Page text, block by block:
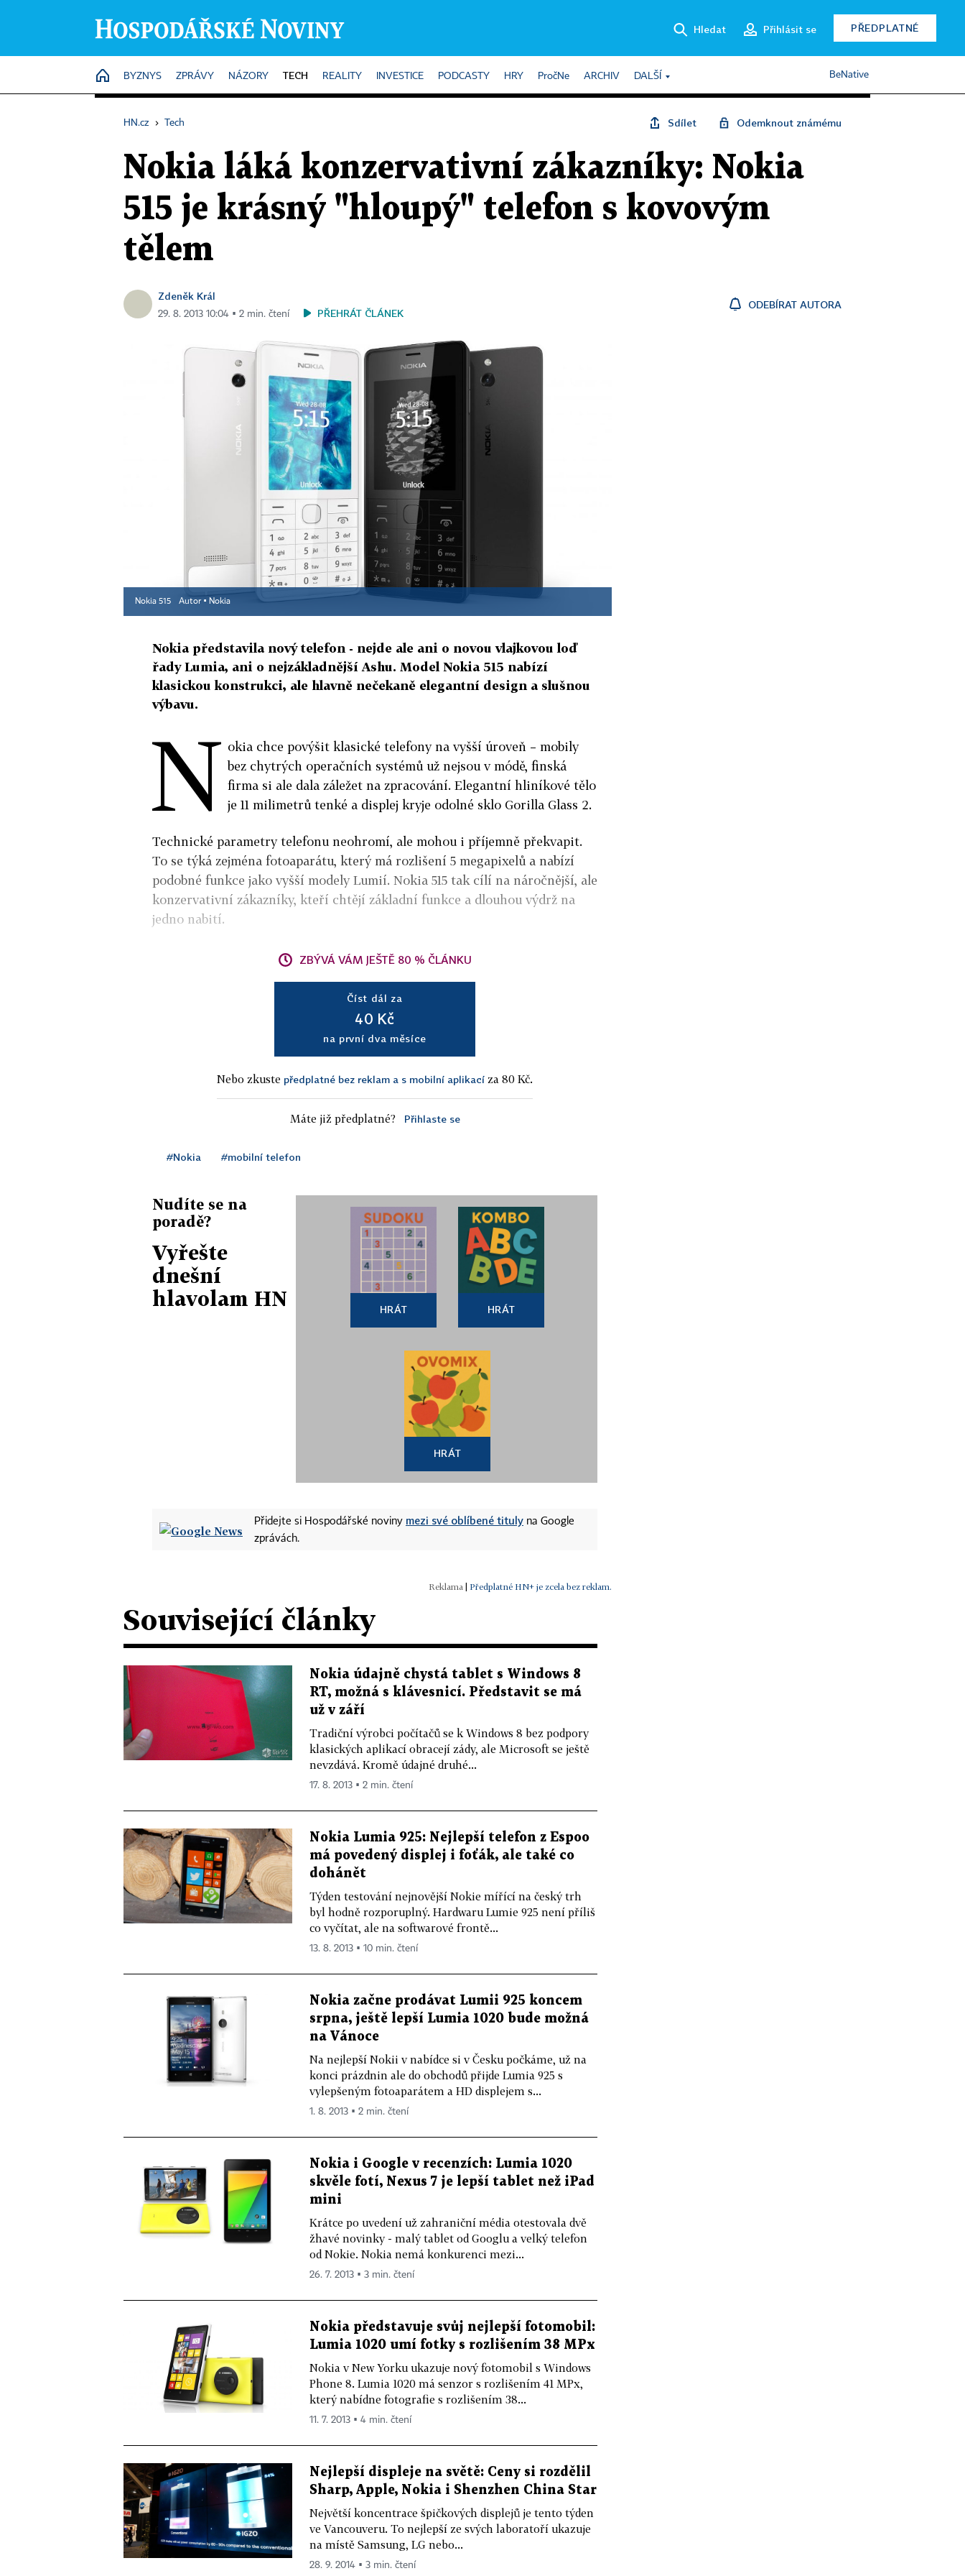
Hledat Přihlásit se PŘEDPLATNÉ
HOME
BYZNYS ZPRÁVY NÁZORY TECH REALITY INVESTICE PODCASTY HRY PročNe ARCHIV DALŠÍ BeNative
HN.cz › Tech Sdílet Odemknout známému
Nokia láká konzervativní zákazníky: Nokia
515 je krásný "hloupý" telefon s kovovým
tělem
Zdeněk Král
29. 8. 2013 10:04 ▪ 2 min. čtení PŘEHRÁT ČLÁNEK
ODEBÍRAT AUTORA
Nokia 515 Autor ▪ Nokia
Nokia představila nový telefon - nejde ale ani o novou vlajkovou loď
řady Lumia, ani o nejzákladnější Ashu. Model Nokia 515 nabízí
klasickou konstrukci, ale hlavně nečekaně elegantní design a slušnou
výbavu.
N okia chce povýšit klasické telefony na vyšší úroveň – mobily
bez chytrých operačních systémů už nejsou v módě, finská
firma si ale dala záležet na zpracování. Elegantní hliníkové tělo
je 11 milimetrů tenké a displej kryje odolné sklo Gorilla Glass 2.
Technické parametry telefonu neohromí, ale mohou i příjemně překvapit.
To se týká zejména fotoaparátu, který má rozlišení 5 megapixelů a nabízí
podobné funkce jako vyšší modely Lumií. Nokia 515 tak cílí na náročnější, ale
konzervativní zákazníky, kteří chtějí základní funkce a dlouhou výdrž na
jedno nabití.
ZBÝVÁ VÁM JEŠTĚ 80 % ČLÁNKU
Číst dál za
40 Kč
na první dva měsíce
Nebo zkuste předplatné bez reklam a s mobilní aplikací za 80 Kč.
Máte již předplatné? Přihlaste se
#Nokia #mobilní telefon
Nudíte se na
poradě?
Vyřešte
dnešní
hlavolam HN
HRÁT HRÁT
HRÁT
Přidejte si Hospodářské noviny mezi své oblíbené tituly na Google
zprávách.
| Předplatné HN+ je zcela bez reklam.
Související články
Nokia údajně chystá tablet s Windows 8
RT, možná s klávesnicí. Představit se má
už v září
Tradiční výrobci počítačů se k Windows 8 bez podpory
klasických aplikací obracejí zády, ale Microsoft se ještě
nevzdává. Kromě údajné druhé...
17. 8. 2013 ▪ 2 min. čtení
Nokia Lumia 925: Nejlepší telefon z Espoo
má povedený displej i foťák, ale také co
dohánět
Týden testování nejnovější Nokie mířící na český trh
byl hodně rozporuplný. Hardwaru Lumie 925 není příliš
co vyčítat, ale na softwarové frontě...
13. 8. 2013 ▪ 10 min. čtení
Nokia začne prodávat Lumii 925 koncem
srpna, ještě lepší Lumia 1020 bude možná
na Vánoce
Na nejlepší Nokii v nabídce si v Česku počkáme, už na
konci prázdnin ale do obchodů přijde Lumia 925 s
vylepšeným fotoaparátem a HD displejem s...
1. 8. 2013 ▪ 2 min. čtení
Nokia i Google v recenzích: Lumia 1020
skvěle fotí, Nexus 7 je lepší tablet než iPad
mini
Krátce po uvedení už zahraniční média otestovala dvě
žhavé novinky - malý tablet od Googlu a velký telefon
od Nokie. Nokia nemá konkurenci mezi...
26. 7. 2013 ▪ 3 min. čtení
Nokia představuje svůj nejlepší fotomobil:
Lumia 1020 umí fotky s rozlišením 38 MPx
Nokia v New Yorku ukazuje nový fotomobil s Windows
Phone 8. Lumia 1020 má senzor s rozlišením 41 MPx,
který nabídne fotografie s rozlišením 38...
11. 7. 2013 ▪ 4 min. čtení
Nejlepší displeje na světě: Ceny si rozdělil
Sharp, Apple, Nokia i Shenzhen China Star
Největší koncentrace špičkových displejů je tento týden
ve Vancouveru. To nejlepší ze svých laboratoří ukazuje
na místě Samsung, LG nebo...
28. 9. 2014 ▪ 3 min. čtení